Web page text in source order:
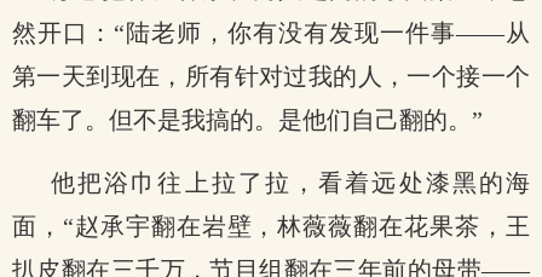
然开口：“陆老师，你有没有发现一件事——从
第一天到现在，所有针对过我的人，一个接一个
翻车了。但不是我搞的。是他们自己翻的。”
他把浴巾往上拉了拉，看着远处漆黑的海
面，“赵承宇翻在岩壁，林薇薇翻在花果茶，王
扒皮翻在三千万，节目组翻在三年前的母带——